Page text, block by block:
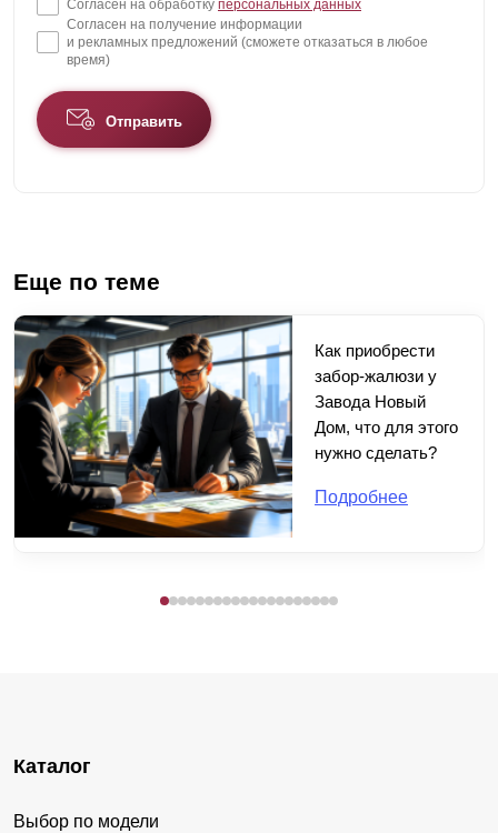
Согласен на обработку персональных данных
Согласен на получение информации
и рекламных предложений (сможете отказаться в любое
время)
Отправить
Еще по теме
Как приобрести
забор-жалюзи у
Завода Новый
Дом, что для этого
нужно сделать?
Подробнее
Каталог
Выбор по модели